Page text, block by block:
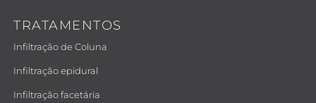
TRATAMENTOS
Infiltração de Coluna
Infiltração epidural
Infiltração facetária